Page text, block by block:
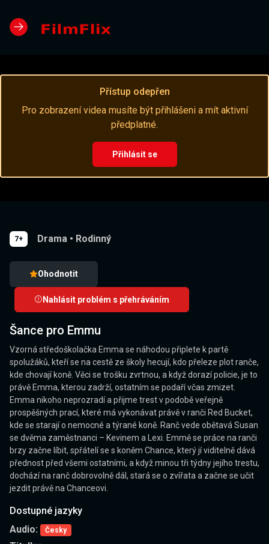
Přístup odepřen
Pro zobrazení videa musíte být přihlášeni a mít aktivní
předplatné.
Přihlásit se
7+ Drama • Rodinný
Ohodnotit
Nahlásit problém s přehráváním
Šance pro Emmu
Vzorná středoškolačka Emma se náhodou připlete k partě
spolužáků, kteří se na cestě ze školy hecují, kdo přeleze plot ranče,
kde chovají koně. Věci se trošku zvrtnou, a když dorazí policie, je to
právě Emma, kterou zadrží, ostatním se podaří včas zmizet.
Emma nikoho neprozradí a přijme trest v podobě veřejně
prospěšných prací, které má vykonávat právě v ranči Red Bucket,
kde se starají o nemocné a týrané koně. Ranč vede obětavá Susan
se dvěma zaměstnanci – Kevinem a Lexi. Emmě se práce na ranči
brzy začne líbit, spřátelí se s koněm Chance, který jí viditelně dává
přednost před všemi ostatními, a když minou tři týdny jejího trestu,
dochází na ranč dobrovolně dál, stará se o zvířata a začne se učit
jezdit právě na Chanceovi.
Dostupné jazyky
Audio:
Česky